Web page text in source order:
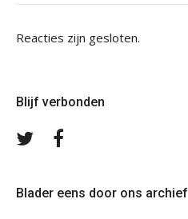
Reacties zijn gesloten.
Blijf verbonden
Volg
Blader eens door ons archief